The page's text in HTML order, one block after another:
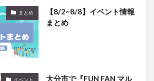
まとめ
【8/2~8/8】イベント情報
まとめ
イベント
大分市で『FUN FAN マル